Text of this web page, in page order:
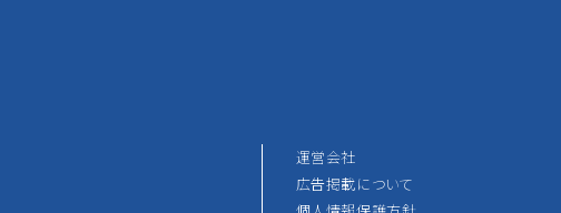
運営会社
広告掲載について